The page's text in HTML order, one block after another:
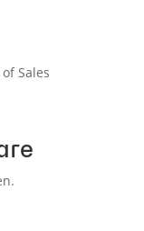
Sales